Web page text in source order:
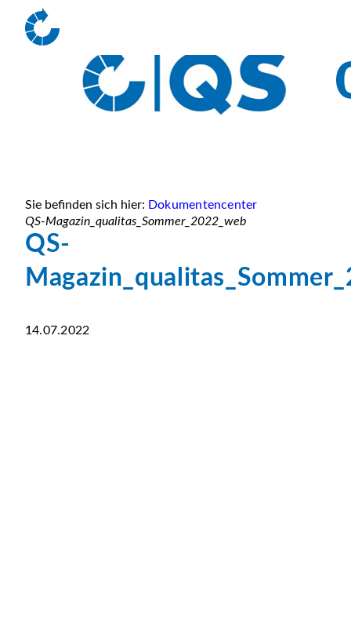
Sie befinden sich hier: Dokumentencenter
QS-Magazin_qualitas_Sommer_2022_web
QS-
14.07.2022